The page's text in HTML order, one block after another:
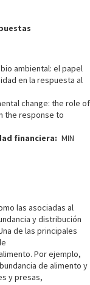
ambiental: el papel
en la respuesta al
change: the role of
the response to
financiera
MIN
las asociadas al
y distribución
de las principales
Por ejemplo,
de alimento y
y presas,